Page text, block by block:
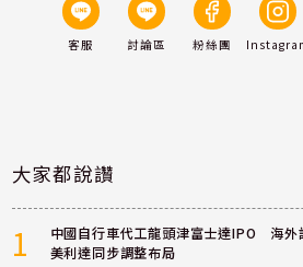
客服 討論區 粉絲團
大家都說讚
1
中國自行車代工龍頭津富士達IPO 海外
美利達同步調整布局